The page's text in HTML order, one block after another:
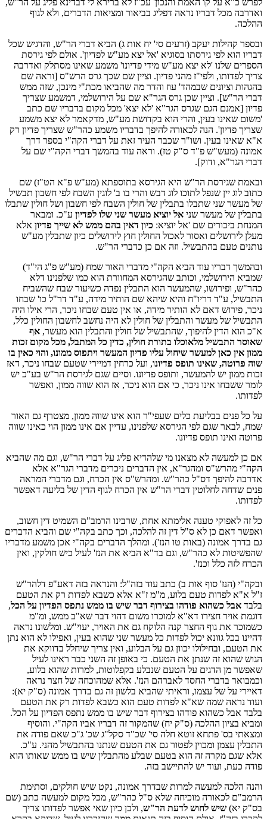
לפרש כ"א על קו האמת והנכון' עכ"ז לא ברירא לי דבדינא פליג על הר"ש,
ואדרבה מכל דבריו נראה דפליג בביאור ומציאות הדברים, ולא לגוף
ההלכה.
ובספר קהילות יעקב (זרעים סי' יח אות ג) הביא דברי הר"ש, והדגיש שכל
דבריו הוא לפי גירסתו בסוגיא 'אל יצא מע"ש לפדיון'. אולם לפי גירסת
הספרים שלנו 'לא יצא מע"ש מידי פדיונו' משמע שאינו מסתלק ואדרבה
צריך לפדותו, ולפי"ז מהני פדיון. וציין שם שכך גרס הרש"ס [וראה שם
בהגהות וציונים שבמהד' עוז והדר מה שהביאו מכת"י מינכן, שזה ממש
דברי הר"ש]. וציין שכן גרס הגר"א שם על הירושלמי, דמשמע שצריך
פדיון [אמנם הגם שגרס הגר"א 'לא יצא' מכל מקום בדבריו שם כתב
'משום שאינו בעין, והרי הוא בקדושת מע"ש, מדקאמר לא יצא משמע
שצריך פדיון'. הנה לכאורה להיפך בדבריו משמע כהר"ש שצריך פדיון רק
א"א שאינו בעין. ושו"ר שכבר העיר זאת על דברי הקה"י בספר דרך
אמונה (מעש"ש פ"ד ס"ק טז). וראה עוד בהמשך דברי הקה"י שם על
דברי הגר"א, ודוק].
ובאמת שגירסת הר"ש היא הגירסא בתוספתא (מע"ש פ"א הט"ז) שם
כתוב לוג יין שנפל לתוכו לוג דבש והרי בו ב' לוגין השבח לפי חשבון תבשיל
של מעשר שני שתבלו בתבלין של חולין השבח לפי חשבון ושל חולין שתבלו
בתבלין של מעשר שני אל יוציא מעשר שני שלו לפדיון ע"כ. ומבאר
המנחת ביכורים שם 'אל יוציא: כיון דאין בהם ממש לא שייך פדיון אלא
מעלן לירושלים ואסור לאכול החולין חוץ לירושלים כיון שתבלין מע"ש
נותנים טעם בהתבשיל. וזה אם כן כדברי הר"ש.
ובהמשך דבריו עוד הביא הקה"י מדברי האור שמח (מע"ש פ"ג הי"ד)
שמביא הירושלמי, וכותב שהגירסא המחוורת הוא כמו שלפנינו דלא
כהר"ש, ופירושו, שהמעשר הוא התבלין נפדה כשיעור שבח שהשביח
התבשיל, ע"ד דריו"ח והיא שיהא שם הותיר מידה, ע"ד דר"ל כו' שבחו
ניכר, פירוש דאם לא הותיר מידה, או אין טעם שבחו ניכר, הרי אילו היה
התבשיל של מעשר והתבלין של חולין לא היה נחשב לחשבון החולין כלל,
א"כ הוא הדין להיפוך, שהתבשיל של חולין והתבלין הוא מעשר, אף
שאוסר התבשיל מלאוכלו בתורת חולין, כדין כל המתבל, מכל מקום זכות
ממון אין כאן למעשר שיחול עליו פדיון המעשר ויתפוס ממונו, והוי כאין בו
שוה פרוטה, שאינו תופס פדיונו, ועל כרחין דמיירי שטעם שבחו ניכר, דאז
זכות ממון יש להמעשר, ותופס פדיונו. וסיים שגם לגירסת הר"ש בע"כ יש
לומר ששבחו אינו ניכר, כי אם הוא ניכר, אז הוא שווה ממון, ואפשר
לפדותו.
על כל פנים בבליעת כלים שעפי"ר הוא אינו שווה ממון, מצטרף גם האור
שמח, לבאר שגם לפי הגירסא שלפנינו, עדיין אם אינו ממון הוי כאינו שווה
פרוטה ואינו תופס פדיונו.
אם כן למעשה לא מצאנו מי שלהדיא פליג על דברי הר"ש, וגם מה שהביא
הקה"י מהרש"ס ומהגר"א, אין הדברים ניכרים מדברי הגר"א אלא
אדרבה להיפך דס"ל כהר"ש. ומהרש"ס אין הכרח, וגם מדברי המראה
פנים שדחה לחלוטין דברי הר"ש אין הכרח לגוף הדין של בליעה דאפשר
לפדותו.
כל זה לאפוקי טענה אלימתא אחת, שרבינו הרמב"ם השמיט דין חשוב,
ואפשר דאם כן לא ס"ל דין זה להלכה, וכך כתב בקה"י שם והביא הדברים
גם בדרך אמונה (באות טו הנז'). ומהלך הדברים בקה"י אכן משמע מדבריו
שהפשיטות לא כהר"ש, וגם בד"א הביא את הנז' לעיל כיש חולקין, ואין
הכרח לזה כלל וכנז'.
ובקה"י (הנז' סוף אות ב) כתב עוד בזה"ל: והנראה בזה דאע"פ דלהר"ש
ז"ל א"א לפדות טעם בלוע, מ"מ ז"א אלא כשבא לפדות רק את הטעם
בלבד אבל כשהוא פודהו בצירוף דבר שיש בו ממש נתפס הפדיון על הכל,
דוגמת אויר חצירו דא"א למוכרו משום דהוי דבר שא"ב ממש, ומ"מ
כשמוכר את גוף החצר קנה הלוקח גם את האויר, יעוי"ש. ומלשונו נראה
דהיינו בכל גוונא יכול לפדות כל מעשר שני שהוא בעין, ואפילו לא הוא נתן
את הטעם, ובחילולו יכוון גם על הבלוע, ואין צריך שיחלל בדווקא את
הגוש שהוא זה שנתן את הטעם. כי באופן זה השני כבר ראינו לעיל
שאפשר מן הדגים על הטעם שנבלע בקפלוטות, למרות שהוא בלוע,
וכמבואר בדברי החסד לאברהם הנז'. אלא שמהוכחה של חצר נראה
דאיירי על של עצמו, וראיתי שהביא בלשון זה גם בדרך אמונה (ס"ק יא):
ועוד נראה שמה שא"א לפדות טעם הוא כשבא לפדות רק את הטעם
בלבד אבל כשהוא פודהו בצירוף דבר שיש בו ממש נתפס הפדיון על הכל.
ומביא בציון ההלכה (ס"ק יח) שהמקור זה דבריו אביו הקה"י. והוסיף
ומצאתי בס' פתחא זוטא חלה סי' שכ"ד סקל"ג שכ' ג"כ שאם פודה את
התבלין עצמן ומכוין לפטור גם את הטעם שנתנו בהתבשיל מהני. ע"כ.
אלא שגם מקרה זה הוא בטעם שבלע מהתבלין שיש בו ממש שאותו הוא
פודה כעת, ועוד יש להתיישב בזה.
והנה הלכה למעשה למרות שבדרך אמונה, נקט שיש חולקים, וסתימת
הרמב"ם לכאורה מוכיחה שלא ס"ל כהר"ש, מכל מקום למעשה כתב (שם
בס"ק יא) שיש לחוש לדעת הר"ש, ולכן כיון שאי אפשר לפדותו צריך